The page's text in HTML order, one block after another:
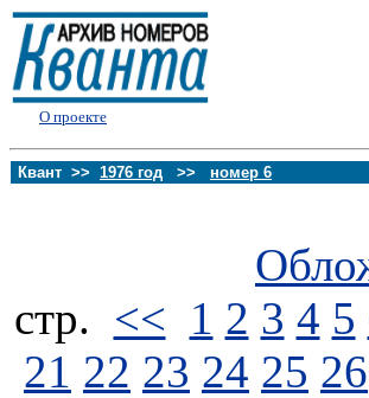
О проекте
Квант >> 1976 год >> номер 6
стp. << 1 2 3 4 5
21 22 23 24 25 26